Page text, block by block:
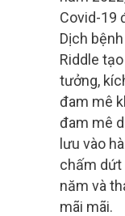
Covid-19
Dịch
Riddle
tưởng,
đam mê
đam mê
lưu vào
chấm dứt
năm và
mãi mãi.